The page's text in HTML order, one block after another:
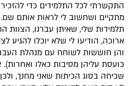
התקשרתי לכל התלמידים כדי
מתקיים ושחשוב לי לראות אותם
תלמידות שלי, שאיתן עברנו, הצוות
ארוכה, הודיעו לי שלא יוכלו להגיע
והן חוששות לשוחח עם מנהלת
כועסת עליהן מסיבות כאלו
שכיחה בסוג הכיתות שאני מחנך,